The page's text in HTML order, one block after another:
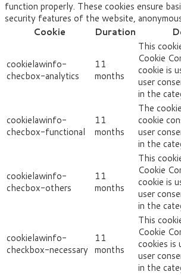
function properly. These cookies ensure
security features of the website,
Cookie
Duration
cookielawinfo-
checbox-analytics
11
months
This
Cookie
cookie is
user
in the
cookielawinfo-
checbox-functional
11
months
The
cookie
user
in the
cookielawinfo-
checbox-others
11
months
This
Cookie
cookie is
user
in the
cookielawinfo-
checkbox-necessary
11
months
This
Cookie
cookies is
user
in the